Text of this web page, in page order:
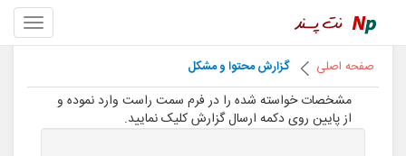
صفحه اصلی گزارش محتوا و مشکل
مشخصات خواسته شده را در فرم سمت راست وارد نموده و
از پایین روی دکمه ارسال گزارش کلیک نمایید.